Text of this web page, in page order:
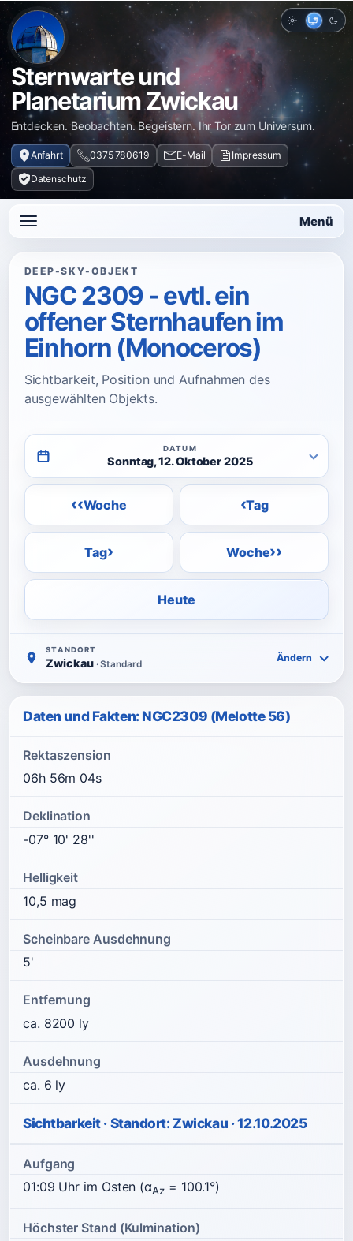
Sternwarte und
Planetarium Zwickau
Entdecken. Beobachten. Begeistern. Ihr Tor zum Universum.
Anfahrt 0375 780619 E-Mail
Impressum
Datenschutz
Hell Auto
Menü
DEEP-SKY-OBJEKT
NGC 2309 - evtl. ein
offener Sternhaufen im
Einhorn (Monoceros)
Sichtbarkeit, Position und Aufnahmen des
ausgewählten Objekts.
‹‹Woche ‹Tag
DATUM
Sonntag, 12. Oktober 2025
Tag› Woche››
Heute
STANDORT
Zwickau · Standard
Ändern
Daten und Fakten: NGC2309 (Melotte 56)
Rektaszension
06h 56m 04s
Deklination
-07° 10' 28''
Helligkeit
10,5 mag
Scheinbare Ausdehnung
5'
Entfernung
ca. 8200 ly
Ausdehnung
ca. 6 ly
Sichtbarkeit · Standort: Zwickau · 12.10.2025
Aufgang
01:09 Uhr im Osten (αAz= 100.1°)
Höchster Stand (Kulmination)